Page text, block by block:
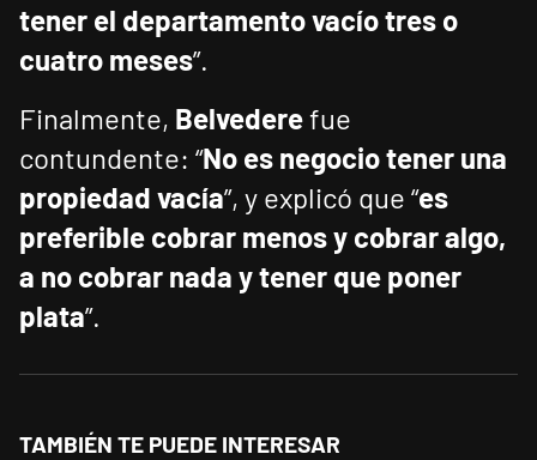
tener el departamento vacío tres o
cuatro meses”.
Finalmente, Belvederefue
contundente: “No es negocio tener una
propiedad vacía”, y explicó que “es
preferible cobrar menos y cobrar algo,
a no cobrar nada y tener que poner
plata”.
TAMBIÉN TE PUEDE INTERESAR